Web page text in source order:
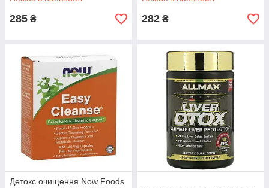
285 ₴ 282 ₴
Детокс очищення Now Foods